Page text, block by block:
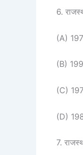
6.
(A)
(B)
(C)
(D)
7.